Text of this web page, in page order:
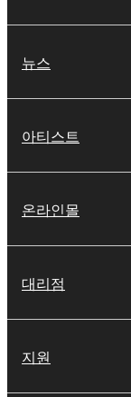
뉴스
아티스트
온라인몰
대리점
지원